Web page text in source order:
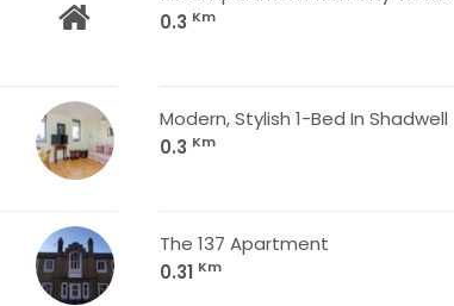
0.3 Km
Modern, Stylish 1-Bed In Shadwell
0.3 Km
The 137 Apartment
0.31 Km